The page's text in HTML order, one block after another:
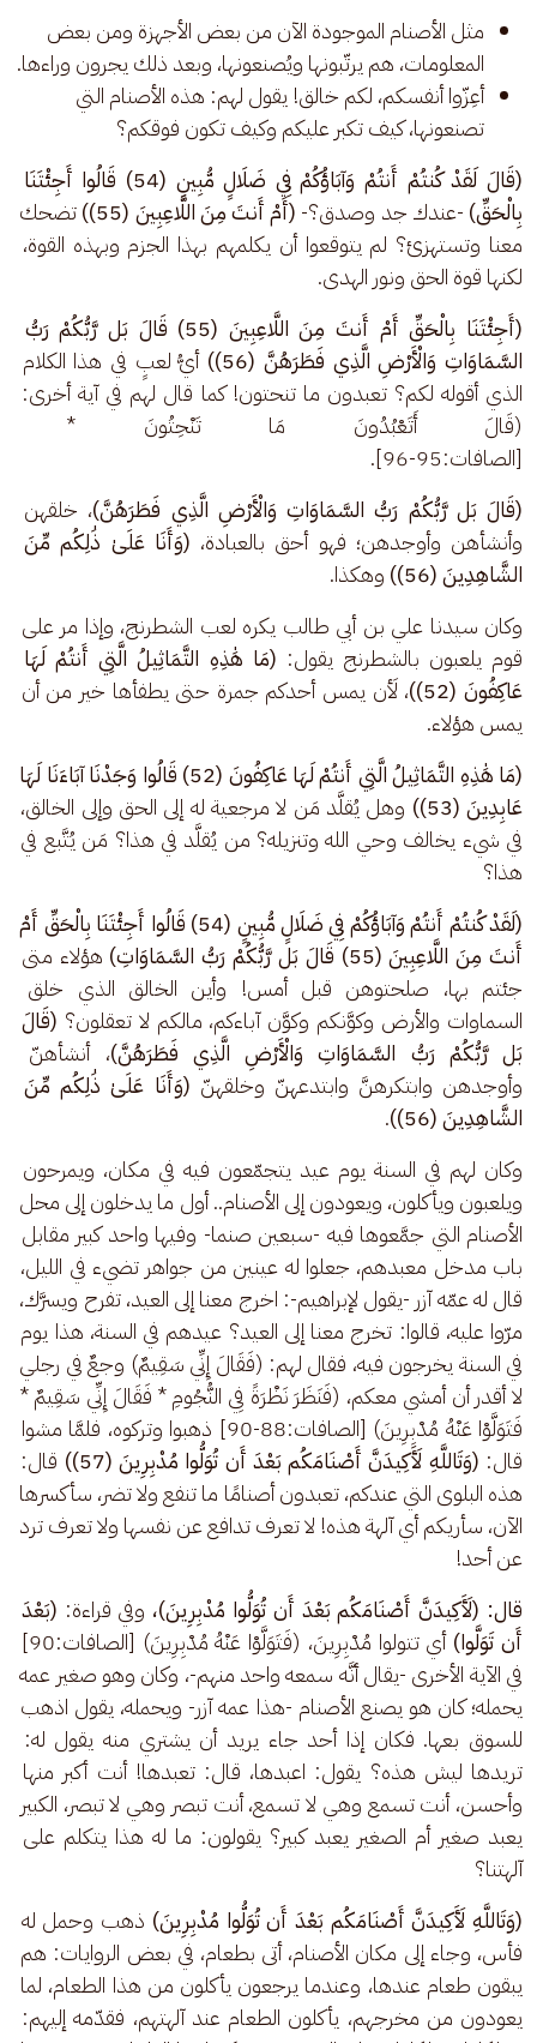
مثل الأصنام الموجودة الآن من بعض الأجهزة ومن بعض
المعلومات، هم يرتّبونها ويُصنعونها، وبعد ذلك يجرون وراءها.
أعِزّوا أنفسكم، لكم خالق! يقول لهم: هذه الأصنام التي
تصنعونها، كيف تكبر عليكم وكيف تكون فوقكم؟
(قَالَ لَقَدْ كُنتُمْ أَنتُمْ وَآبَاؤُكُمْ فِي ضَلَالٍ مُّبِينٍ (54) قَالُوا أَجِئْتَنَا
بِالْحَقِّ) -عندك جد وصدق؟- (أَمْ أَنتَ مِنَ اللَّاعِبِينَ (55))
تضحك
معنا وتستهزئ؟ لم يتوقعوا أن يكلمهم بهذا الجزم وبهذه القوة،
لكنها قوة الحق ونور الهدى.
(أَجِئْتَنَا بِالْحَقِّ أَمْ أَنتَ مِنَ اللَّاعِبِينَ (55) قَالَ بَل رَّبُّكُمْ رَبُّ
السَّمَاوَاتِ وَالْأَرْضِ الَّذِي فَطَرَهُنَّ (56))
أيُّ لعبٍ في هذا الكلام
الذي أقوله لكم؟ تعبدون ما تنحتون! كما قال لهم في آية أخرى:
(قَالَ أَتَعْبُدُونَ مَا تَنْحِتُونَ *
[الصافات:95-96].
(قَالَ بَل رَّبُّكُمْ رَبُّ السَّمَاوَاتِ وَالْأَرْضِ الَّذِي فَطَرَهُنَّ)، خلقهن
وأنشأهن وأوجدهن؛ فهو أحق بالعبادة، (وَأَنَا عَلَىٰ ذَٰلِكُم مِّنَ
الشَّاهِدِينَ (56))
وهكذا.
وكان سيدنا علي بن أبي طالب يكره لعب الشطرنج، وإذا مر على
قوم يلعبون بالشطرنج يقول: (مَا هَٰذِهِ التَّمَاثِيلُ الَّتِي أَنتُمْ لَهَا
عَاكِفُونَ (52))
، لَأن يمس أحدكم جمرة حتى يطفأها خير من أن
يمس هؤلاء.
(مَا هَٰذِهِ التَّمَاثِيلُ الَّتِي أَنتُمْ لَهَا عَاكِفُونَ (52) قَالُوا وَجَدْنَا آبَاءَنَا لَهَا
عَابِدِينَ (53))
وهل يُقلَّد مَن لا مرجعية له إلى الحق وإلى الخالق،
في شيء يخالف وحي الله وتنزيله؟ من يُقلَّد في هذا؟ مَن يُتَّبع في
هذا؟
(لَقَدْ كُنتُمْ أَنتُمْ وَآبَاؤُكُمْ فِي ضَلَالٍ مُّبِينٍ (54) قَالُوا أَجِئْتَنَا بِالْحَقِّ أَمْ
أَنتَ مِنَ اللَّاعِبِينَ (55) قَالَ بَل رَّبُّكُمْ رَبُّ السَّمَاوَاتِ)
هؤلاء متى
جئتم بها، صلحتوهن قبل أمس! وأين الخالق الذي خلق
السماوات والأرض وكوَّنكم وكوَّن آباءكم، مالكم لا تعقلون؟ (قَالَ
بَل رَّبُّكُمْ رَبُّ السَّمَاوَاتِ وَالْأَرْضِ الَّذِي فَطَرَهُنَّ)، أنشأهنّ
وأوجدهن وابتكرهنَّ وابتدعهنّ وخلقهنّ (وَأَنَا عَلَىٰ ذَٰلِكُم مِّنَ
الشَّاهِدِينَ (56))
.
وكان لهم في السنة يوم عيد يتجمّعون فيه في مكان، ويمرحون
ويلعبون ويأكلون، ويعودون إلى الأصنام.. أول ما يدخلون إلى محل
الأصنام التي جمَّعوها فيه -سبعين صنما- وفيها واحد كبير مقابل
باب مدخل معبدهم، جعلوا له عينين من جواهر تضيء في الليل،
قال له عمّه آزر -يقول لإبراهيم-: اخرج معنا إلى العيد، تفرح ويسرَّك،
مرّوا عليه، قالوا: تخرج معنا إلى العيد؟ عيدهم في السنة، هذا يوم
في السنة يخرجون فيه، فقال لهم: (فَقَالَ إِنِّي سَقِيمٌ) وجعٌ في رجلي
لا أقدر أن أمشي معكم، (فَنَظَرَ نَظْرَةً فِي النُّجُومِ * فَقَالَ إِنِّي سَقِيمٌ *
فَتَوَلَّوْا عَنْهُ مُدْبِرِينَ) [الصافات:88-90] ذهبوا وتركوه، فلمَّا مشوا
قال: (وَتَاللَّهِ لَأَكِيدَنَّ أَصْنَامَكُم بَعْدَ أَن تُوَلُّوا مُدْبِرِينَ (57))
قال:
هذه البلوى التي عندكم، تعبدون أصنامًا ما تنفع ولا تضر، سأكسرها
الآن، سأريكم أي آلهة هذه! لا تعرف تدافع عن نفسها ولا تعرف ترد
عن أحد!
قال: (لَأَكِيدَنَّ أَصْنَامَكُم بَعْدَ أَن تُوَلُّوا مُدْبِرِينَ)، وفي قراءة: (بَعْدَ
أَن تَوَلَّوا)
أي تتولوا مُدْبِرِينَ، (فَتَوَلَّوْا عَنْهُ مُدْبِرِينَ) [الصافات:90]
في الآية الأخرى -يقال أنَّه سمعه واحد منهم-، وكان وهو صغير عمه
يحمله؛ كان هو يصنع الأصنام -هذا عمه آزر- ويحمله، يقول اذهب
للسوق بعها. فكان إذا أحد جاء يريد أن يشتري منه يقول له:
تريدها ليش هذه؟ يقول: اعبدها، قال: تعبدها! أنت أكبر منها
وأحسن، أنت تسمع وهي لا تسمع، أنت تبصر وهي لا تبصر، الكبير
يعبد صغير أم الصغير يعبد كبير؟ يقولون: ما له هذا يتكلم على
آلهتنا؟
(وَتَاللَّهِ لَأَكِيدَنَّ أَصْنَامَكُم بَعْدَ أَن تُوَلُّوا مُدْبِرِينَ) ذهب وحمل له
فأس، وجاء إلى مكان الأصنام، أتى بطعام، في بعض الروايات: هم
يبقون طعام عندها، وعندما يرجعون يأكلون من هذا الطعام، لما
يعودون من مخرجهم، يأكلون الطعام عند آلهتهم، فقدّمه إليهم: